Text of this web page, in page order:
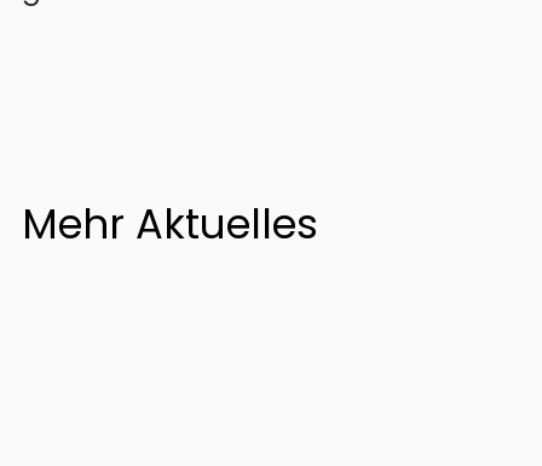
Mehr Aktuelles